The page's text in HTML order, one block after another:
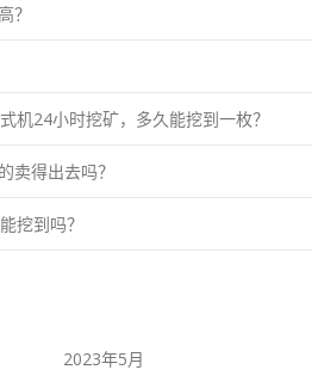
？
机24小时挖矿，多久能挖到一枚？
卖得出去吗？
挖到吗？
2023年5月